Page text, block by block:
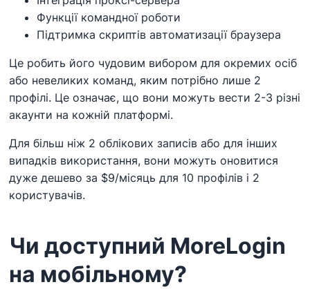
Функції командної роботи
Підтримка скриптів автоматизації браузера
Це робить його чудовим вибором для окремих осіб
або невеликих команд, яким потрібно лише 2
профілі. Це означає, що вони можуть вести 2-3 різні
акаунти на кожній платформі.
Для більш ніж 2 облікових записів або для інших
випадків використання, вони можуть оновитися
дуже дешево за $9/місяць для 10 профілів і 2
користувачів.
Чи доступний MoreLogin
на мобільному?